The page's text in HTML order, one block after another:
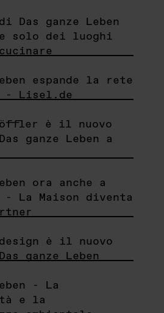
di Das ganze Leben
solo dei luoghi
espande la rete
- Lisel.de
löffler è il nuovo
ganze Leben a
ora anche a
- La Maison diventa
è il nuovo
ganze Leben
- La
e la